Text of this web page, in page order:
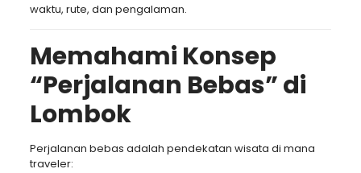
waktu, rute, dan pengalaman.
Memahami Konsep
“Perjalanan Bebas” di
Lombok
Perjalanan bebas adalah pendekatan wisata di mana
traveler: